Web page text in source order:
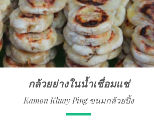
กล้วยย่างในน้ำเชื่อมแช่
Kamon Kluay Ping ขนมกล้วยปิ้ง